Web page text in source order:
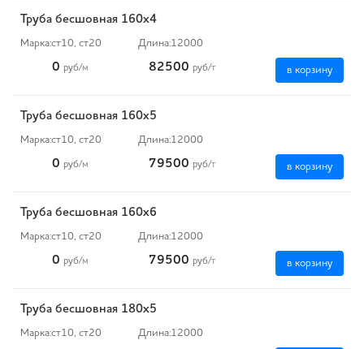
Труба бесшовная 160х4
Марка:ст10, ст20 Длина:12000
0 руб/м 82500 руб/т в корзину
Труба бесшовная 160х5
Марка:ст10, ст20 Длина:12000
0 руб/м 79500 руб/т в корзину
Труба бесшовная 160х6
Марка:ст10, ст20 Длина:12000
0 руб/м 79500 руб/т в корзину
Труба бесшовная 180х5
Марка:ст10, ст20 Длина:12000